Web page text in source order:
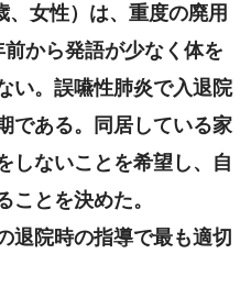
女性）は、重度の廃用
から発語が少なく体を
い。誤嚥性肺炎で入退院
である。同居している家
しないことを希望し、自
ことを決めた。
退院時の指導で最も適切